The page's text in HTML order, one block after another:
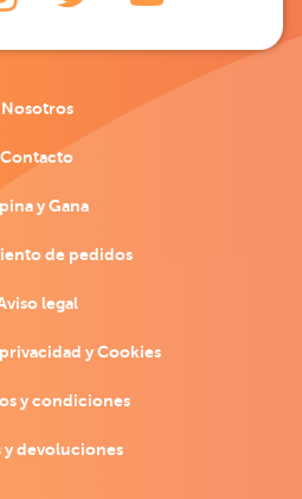
Nosotros
Contacto
y Gana
de pedidos
legal
y Cookies
y condiciones
y devoluciones